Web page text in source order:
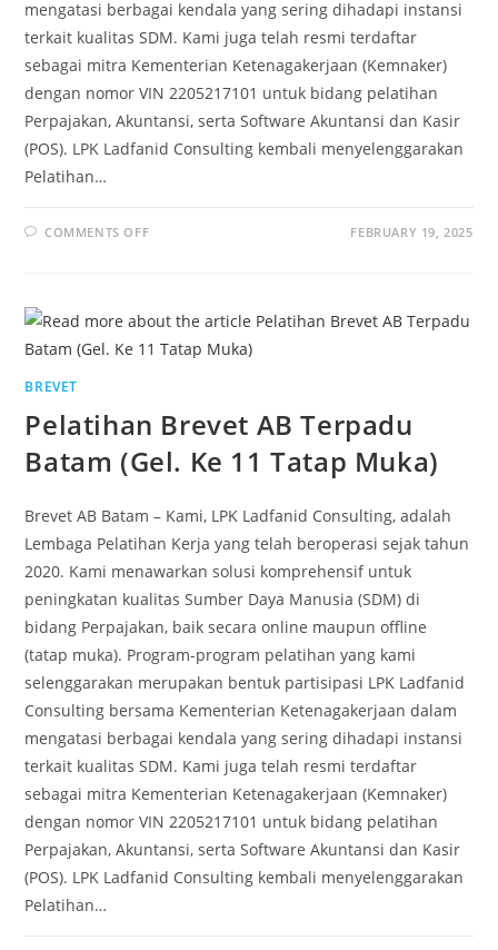
mengatasi berbagai kendala yang sering dihadapi instansi
terkait kualitas SDM. Kami juga telah resmi terdaftar
sebagai mitra Kementerian Ketenagakerjaan (Kemnaker)
dengan nomor VIN 2205217101 untuk bidang pelatihan
Perpajakan, Akuntansi, serta Software Akuntansi dan Kasir
(POS). LPK Ladfanid Consulting kembali menyelenggarakan
Pelatihan…
COMMENTS OFF FEBRUARY 19, 2025
BREVET
Pelatihan Brevet AB Terpadu
Batam (Gel. Ke 11 Tatap Muka)
Brevet AB Batam – Kami, LPK Ladfanid Consulting, adalah
Lembaga Pelatihan Kerja yang telah beroperasi sejak tahun
2020. Kami menawarkan solusi komprehensif untuk
peningkatan kualitas Sumber Daya Manusia (SDM) di
bidang Perpajakan, baik secara online maupun offline
(tatap muka). Program-program pelatihan yang kami
selenggarakan merupakan bentuk partisipasi LPK Ladfanid
Consulting bersama Kementerian Ketenagakerjaan dalam
mengatasi berbagai kendala yang sering dihadapi instansi
terkait kualitas SDM. Kami juga telah resmi terdaftar
sebagai mitra Kementerian Ketenagakerjaan (Kemnaker)
dengan nomor VIN 2205217101 untuk bidang pelatihan
Perpajakan, Akuntansi, serta Software Akuntansi dan Kasir
(POS). LPK Ladfanid Consulting kembali menyelenggarakan
Pelatihan…